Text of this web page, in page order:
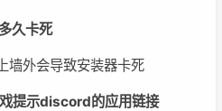
久卡死
墙外会导致安装器卡死
提示discord的应用链接